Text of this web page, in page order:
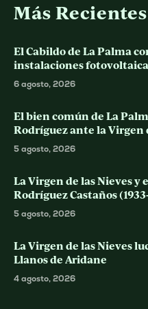
Más Recientes
El Cabildo de La Palma
instalaciones
6 agosto, 2026
El bien común de La
Rodríguez ante la Virgen
5 agosto, 2026
La Virgen de las Nieves
Rodríguez Castaños
5 agosto, 2026
La Virgen de las Nieves
Llanos de Aridane
4 agosto, 2026